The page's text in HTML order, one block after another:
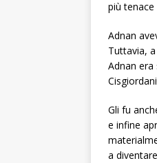
più tenace
Adnan
Tuttavia,
Adnan
Gli fu
e infine
a